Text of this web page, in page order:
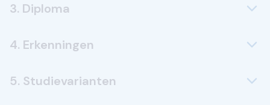
3. Diploma
4. Erkenningen
5. Studievarianten